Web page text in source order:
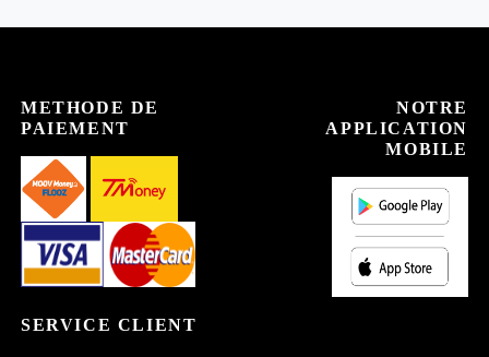
METHODE DE
PAIEMENT
NOTRE
APPLICATION
MOBILE
SERVICE CLIENT